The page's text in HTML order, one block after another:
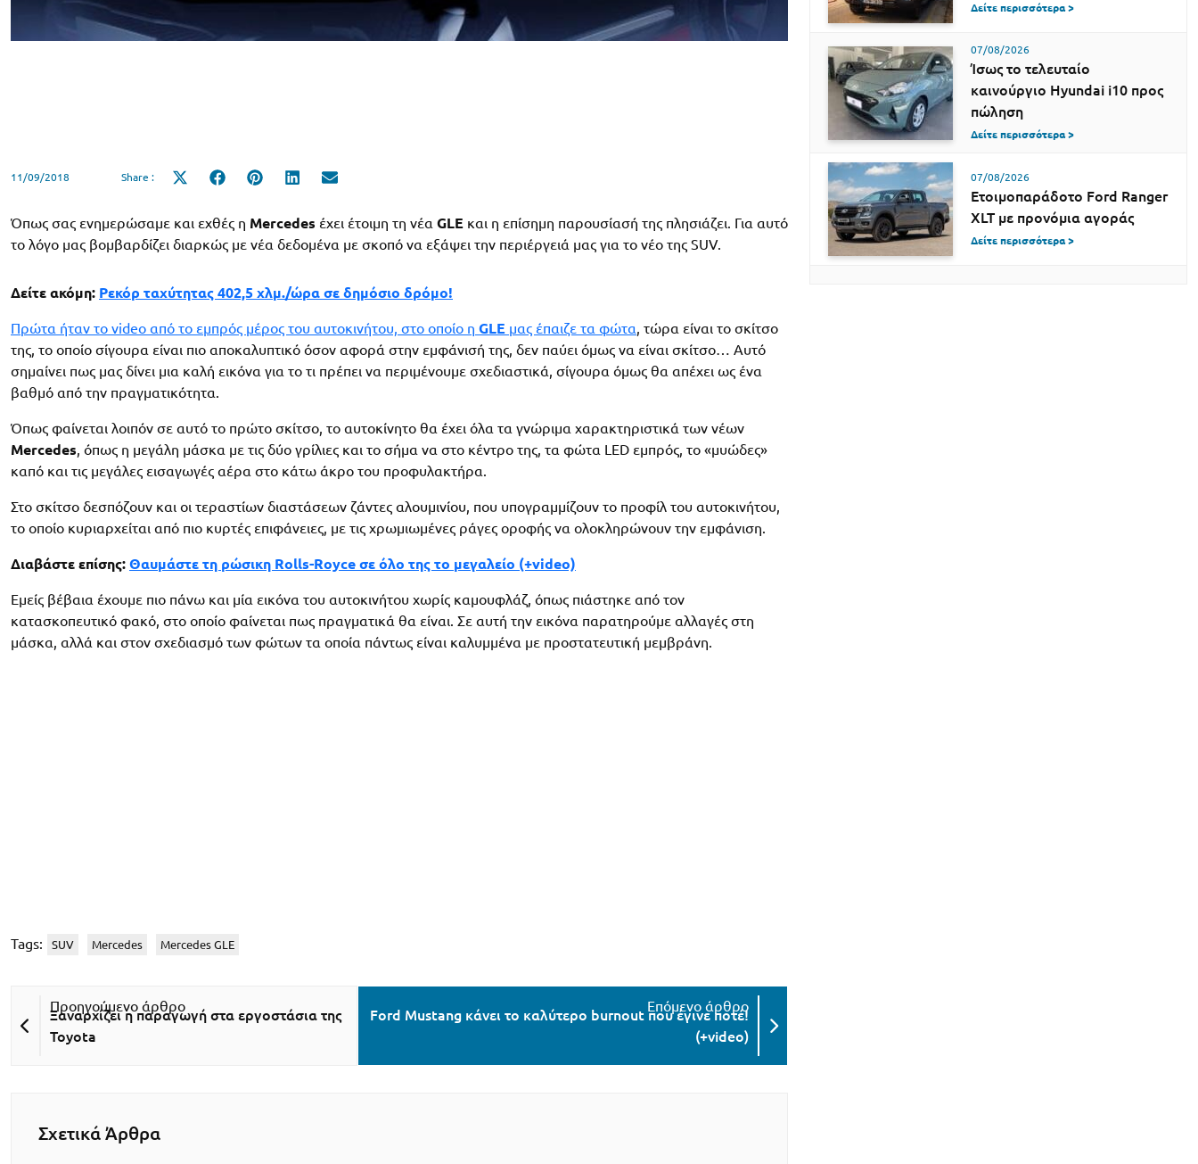
11/09/2018 Share :
Share
Share
Share
Share
Όπως σας ενημερώσαμε και εχθές η Mercedes έχει έτοιμη τη νέα GLE και η επίσημη παρουσίασή της πλησιάζει. Για αυτό
το λόγο μας βομβαρδίζει διαρκώς με νέα δεδομένα με σκοπό να εξάψει την περιέργειά μας για το νέο της SUV.
Δείτε ακόμη: Ρεκόρ ταχύτητας 402,5 χλμ./ώρα σε δημόσιο δρόμο!
Πρώτα ήταν το video από το εμπρός μέρος του αυτοκινήτου, στο οποίο η GLE μας έπαιζε τα φώτα, τώρα είναι το σκίτσο
της, το οποίο σίγουρα είναι πιο αποκαλυπτικό όσον αφορά στην εμφάνισή της, δεν παύει όμως να είναι σκίτσο… Αυτό
σημαίνει πως μας δίνει μια καλή εικόνα για το τι πρέπει να περιμένουμε σχεδιαστικά, σίγουρα όμως θα απέχει ως ένα
βαθμό από την πραγματικότητα.
Όπως φαίνεται λοιπόν σε αυτό το πρώτο σκίτσο, το αυτοκίνητο θα έχει όλα τα γνώριμα χαρακτηριστικά των νέων
Mercedes, όπως η μεγάλη μάσκα με τις δύο γρίλιες και το σήμα να στο κέντρο της, τα φώτα LED εμπρός, το «μυώδες»
καπό και τις μεγάλες εισαγωγές αέρα στο κάτω άκρο του προφυλακτήρα.
Στο σκίτσο δεσπόζουν και οι τεραστίων διαστάσεων ζάντες αλουμινίου, που υπογραμμίζουν το προφίλ του αυτοκινήτου,
το οποίο κυριαρχείται από πιο κυρτές επιφάνειες, με τις χρωμιωμένες ράγες οροφής να ολοκληρώνουν την εμφάνιση.
Διαβάστε επίσης: Θαυμάστε τη ρώσικη Rolls-Royce σε όλο της το μεγαλείο (+video)
Εμείς βέβαια έχουμε πιο πάνω και μία εικόνα του αυτοκινήτου χωρίς καμουφλάζ, όπως πιάστηκε από τον
κατασκοπευτικό φακό, στο οποίο φαίνεται πως πραγματικά θα είναι. Σε αυτή την εικόνα παρατηρούμε αλλαγές στη
μάσκα, αλλά και στον σχεδιασμό των φώτων τα οποία πάντως είναι καλυμμένα με προστατευτική μεμβράνη.
Tags: SUV Mercedes Mercedes GLE
Ξαναρχίζει η παραγωγή στα εργοστάσια της
Toyota
Ford Mustang κάνει το καλύτερο burnout που έγινε ποτέ!
(+video)
Σχετικά Άρθρα
Δείτε περισσότερα >
07/08/2026
Ίσως το τελευταίο
καινούργιο Hyundai i10 προς
πώληση
Δείτε περισσότερα >
07/08/2026
Ετοιμοπαράδοτο Ford Ranger
XLT με προνόμια αγοράς
Δείτε περισσότερα >